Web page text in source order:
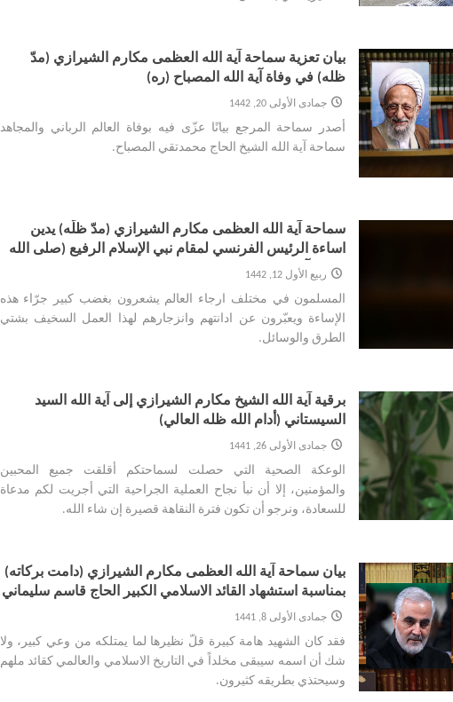
بيان تعزية سماحة آية الله العظمى مكارم الشيرازي (مدّ
ظله) في وفاة آية الله المصباح (ره)
جمادى الأولى 20, 1442
أصدر سماحة المرجع بيانًا عزّى فيه بوفاة العالم الرباني والمجاهد
سماحة آية الله الشيخ الحاج محمدتقي المصباح.‌
سماحة آية الله العظمى مكارم الشيرازي (مدّ ظلّه) يدين
اساءة الرئيس الفرنسي لمقام نبي الإسلام الرفيع (صلى الله
عليه وآله)
ربيع الأول 12, 1442
المسلمون في مختلف ارجاء العالم يشعرون بغضب كبير جرّاء هذه
الإساءة ويعبّرون عن ادانتهم وانزجارهم لهذا العمل السخيف بشتي
الطرق والوسائل.‌
برقية آية الله الشيخ مكارم الشيرازي إلى آية الله السيد
السيستاني (أدام الله ظله العالي)
جمادى الأولى 26, 1441
الوعكة الصحية التي حصلت لسماحتكم أقلقت جميع المحبين
والمؤمنين، إلا أن نبأ نجاح العملية الجراحية التي أجريت لكم مدعاة
للسعادة، ونرجو أن تكون فترة النقاهة قصيرة إن شاء الله. ‌
بيان سماحة آية الله العظمى مكارم الشيرازي (دامت بركاته)
بمناسبة استشهاد القائد الاسلامي الكبير الحاج قاسم سليماني
جمادى الأولى 8, 1441
فقد كان الشهيد هامة كبيرة قلّ نظيرها لما يمتلكه من وعي كبير، ولا
شك أن اسمه سيبقى مخلداً في التاريخ الاسلامي والعالمي كقائد ملهم
وسيحتذي بطريقه كثيرون. ‌